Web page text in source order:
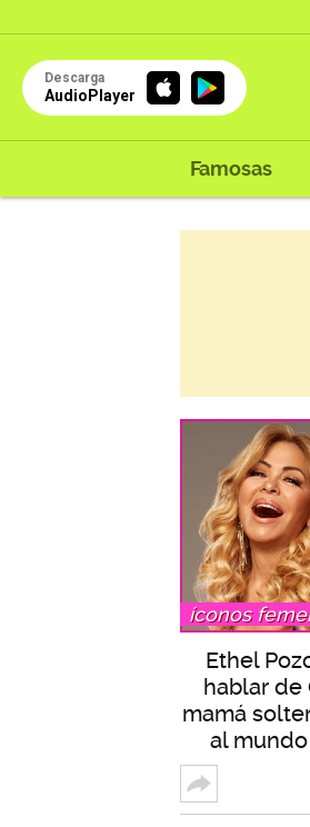
Descarga
AudioPlayer
Famosas
íconos
Ethel
hablar de
mamá
al